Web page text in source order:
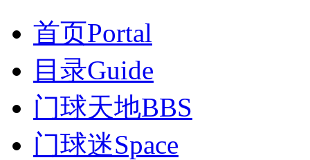
首页Portal
目录Guide
门球天地BBS
门球迷Space